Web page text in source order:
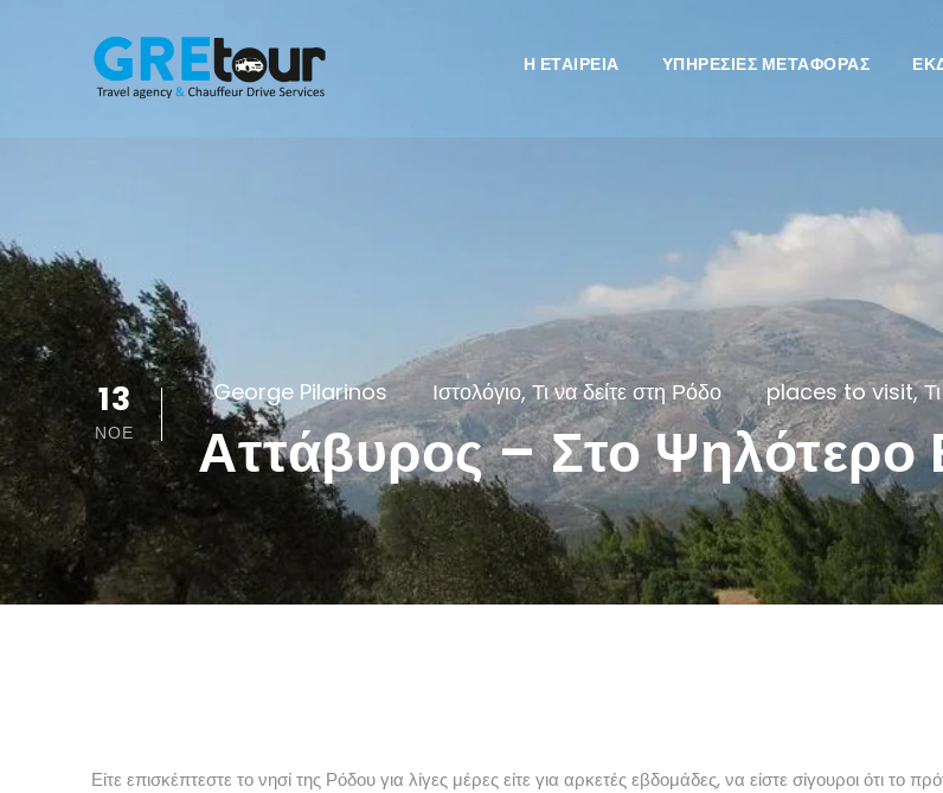
Η ΕΤΑΙΡΕΊΑ ΥΠΗΡΕΣΙΕΣ ΜΕΤΑΦΟΡΆΣ
13
ΝΟΈ
George Pilarinos Ιστολόγιο, Τι να δείτε στη Ρόδο places to visit,
Αττάβυρος – Στο
Είτε επισκέπτεστε το νησί της Ρόδου για λίγες μέρες είτε για αρκετές εβδομάδες, να είστε σίγουροι ότι το